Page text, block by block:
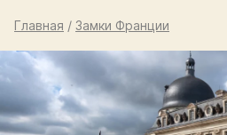
Главная / Замки Франции